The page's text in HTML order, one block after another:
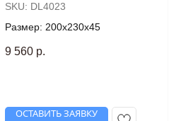
SKU: DL4023
Размер: 200х230х45
9 560 р.
ОСТАВИТЬ ЗАЯВКУ